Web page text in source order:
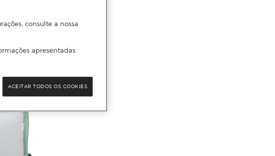
consulte a nossa
apresentadas.
ACEITAR TODOS OS COOKIES